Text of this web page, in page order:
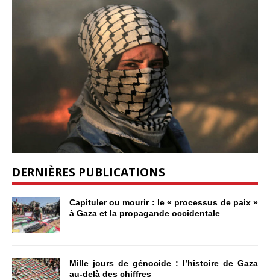
DERNIÈRES PUBLICATIONS
Capituler ou mourir : le « processus de paix »
à Gaza et la propagande occidentale
Mille jours de génocide : l’histoire de Gaza
au-delà des chiffres